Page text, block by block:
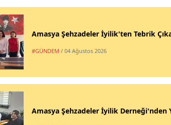
Amasya Şehzadeler İyilik'ten Tebrik
#GÜNDEM / 04 Ağustos 2026
Amasya Şehzadeler İyilik Derneği'nden